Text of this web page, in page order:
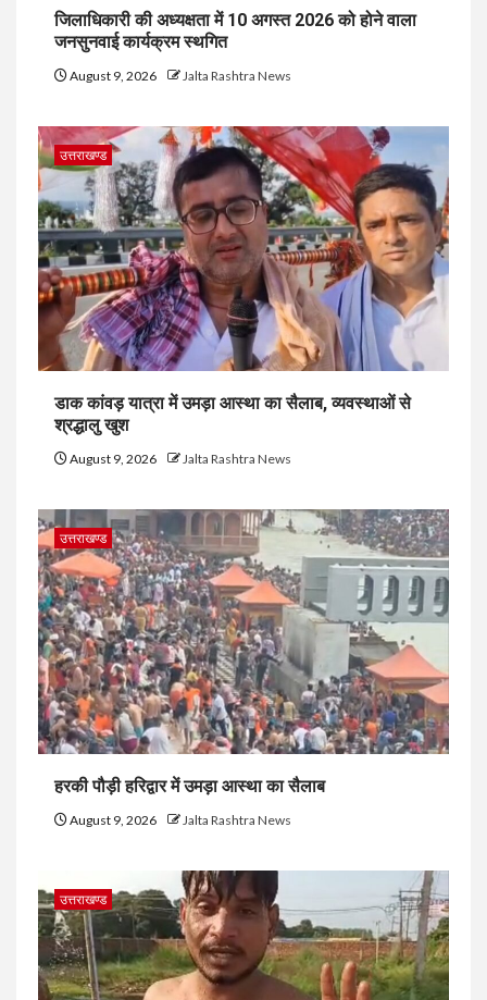
जिलाधिकारी की अध्यक्षता में 10 अगस्त 2026 को होने वाला
जनसुनवाई कार्यक्रम स्थगित
August 9, 2026 Jalta Rashtra News
उत्तराखण्ड
डाक कांवड़ यात्रा में उमड़ा आस्था का सैलाब, व्यवस्थाओं से
श्रद्धालु खुश
August 9, 2026 Jalta Rashtra News
उत्तराखण्ड
हरकी पौड़ी हरिद्वार में उमड़ा आस्था का सैलाब
August 9, 2026 Jalta Rashtra News
उत्तराखण्ड